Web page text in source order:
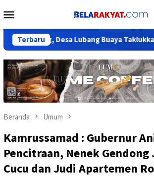
ke
Mobile
Terbaru
Desa Lubang Buaya Taklukkan Gerak
Beranda Umum
Kamrussamad : Gubernur
Pencitraan, Nenek Gendong
Cucu dan Judi Apartemen